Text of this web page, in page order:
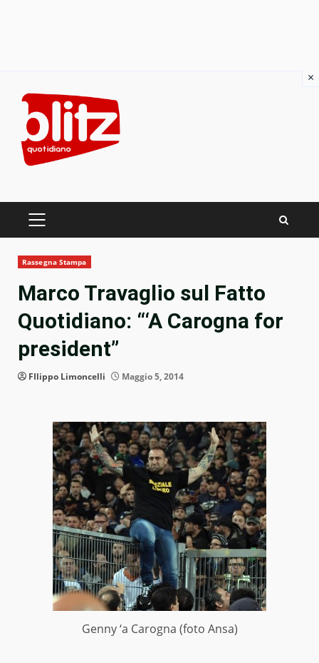
content
PRIMARY
Rassegna Stampa
Marco Travaglio sul Fatto
Quotidiano: “‘A Carogna for
president”
FIlippo Limoncelli Maggio 5, 2014
Genny ‘a Carogna (foto Ansa)
×